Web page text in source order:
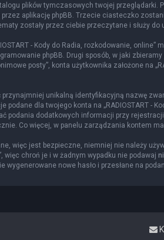
plików tymczasowych twojej przeglądarki.
aplikację phpBB. Trzecie ciasteczko
zostały przez ciebie przeczytane i służy do
- Kody do Radia, rozkodowanie,
phpBB. Drugi sposób, w jaki
posty”, konta użytkownika założone na
unikalną identyfikacyjną nazwę
podane dla twojego konta na „RADIOSTART
podania dodatkowych informacji przy
Co więcej, w panelu zarządzania kontem
więc jest bezpieczne, niemniej nie należy
więc chroń je i w żadnym wypadku nie podawaj
wygenerowane nowe hasło i przesłane na